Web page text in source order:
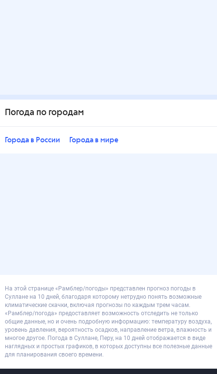
Погода по городам
Города в России Города в мире
На этой странице «Рамблер/погоды» представлен прогноз погоды в
Суллане на 10 дней, благодаря которому нетрудно понять возможные
климатические скачки, включая прогнозы по каждым трем часам.
«Рамблер/погода» предоставляет возможность отследить не только
общие данные, но и очень подробную информацию: температуру воздуха,
уровень давления, вероятность осадков, направление ветра, влажность и
многое другое. Погода в Суллане, Перу, на 10 дней отображается в виде
наглядных и простых графиков, в которых доступны все полезные данные
для планирования своего времени.